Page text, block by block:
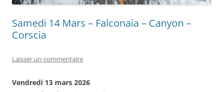
Samedi 14 Mars – Falconaia – Canyon –
Corscia
Laisser un commentaire
Vendredi 13 mars 2026